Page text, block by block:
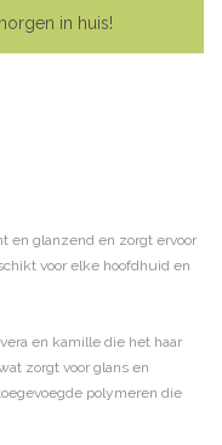
in huis!
en glanzend en zorgt ervoor
voor elke hoofdhuid en
en kamille die het haar
zorgt voor glans en
polymeren die